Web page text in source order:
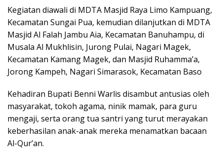
Kegiatan diawali di MDTA Masjid Raya Limo Kampuang,
Kecamatan Sungai Pua, kemudian dilanjutkan di MDTA
Masjid Al Falah Jambu Aia, Kecamatan Banuhampu, di
Musala Al Mukhlisin, Jurong Pulai, Nagari Magek,
Kecamatan Kamang Magek, dan Masjid Ruhamma’a,
Jorong Kampeh, Nagari Simarasok, Kecamatan Baso
Kehadiran Bupati Benni Warlis disambut antusias oleh
masyarakat, tokoh agama, ninik mamak, para guru
mengaji, serta orang tua santri yang turut merayakan
keberhasilan anak-anak mereka menamatkan bacaan
Al-Qur’an.